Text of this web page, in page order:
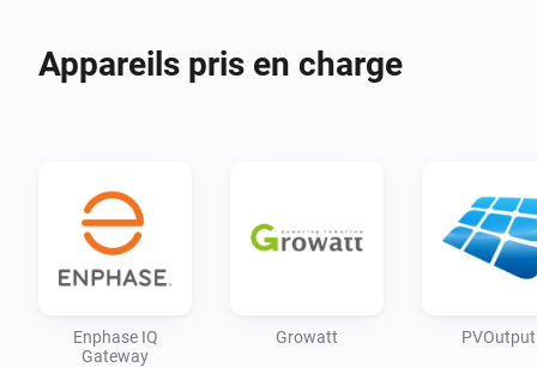
Appareils pris en charge
Enphase IQ
Gateway
Growatt PVOutput